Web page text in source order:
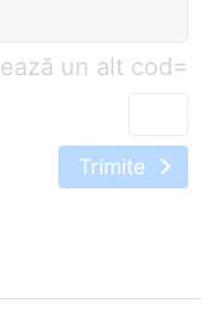
=
Trimite